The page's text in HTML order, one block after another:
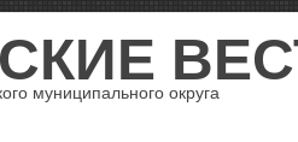
муниципального округа